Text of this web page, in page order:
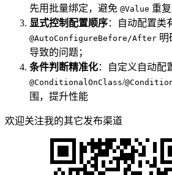
先用批量绑定，避免 @Value 重复
显式控制配置顺序：自动配置类
@AutoConfigureBefore/After 明
导致的问题；
条件判断精准化：自定义自动配
@ConditionalOnClass/
围，提升性能
欢迎关注我的其它发布渠道